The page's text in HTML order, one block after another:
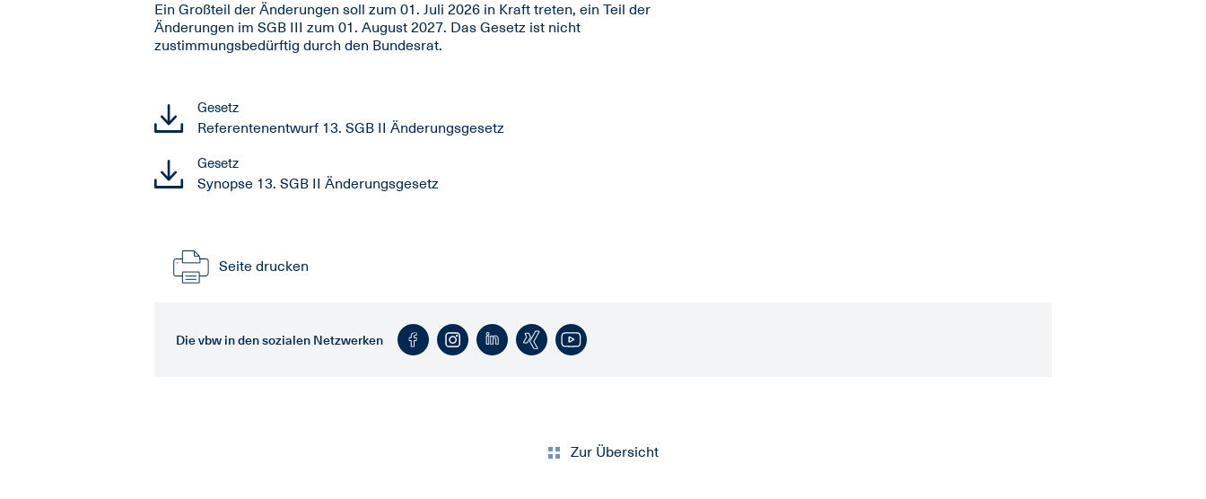
Ein Großteil der Änderungen soll zum 01. Juli 2026 in Kraft treten, ein Teil der
Änderungen im SGB III zum 01. August 2027. Das Gesetz ist nicht
zustimmungsbedürftig durch den Bundesrat.
Gesetz
Referentenentwurf 13. SGB II Änderungsgesetz
Gesetz
Synopse 13. SGB II Änderungsgesetz
Seite drucken
Die vbw in den sozialen Netzwerken
Zur Übersicht